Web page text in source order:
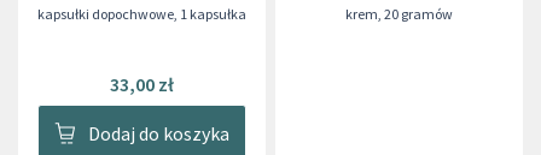
kapsułki dopochwowe, 1 kapsułka
33,00 zł
Dodaj do koszyka
krem, 20 gramów